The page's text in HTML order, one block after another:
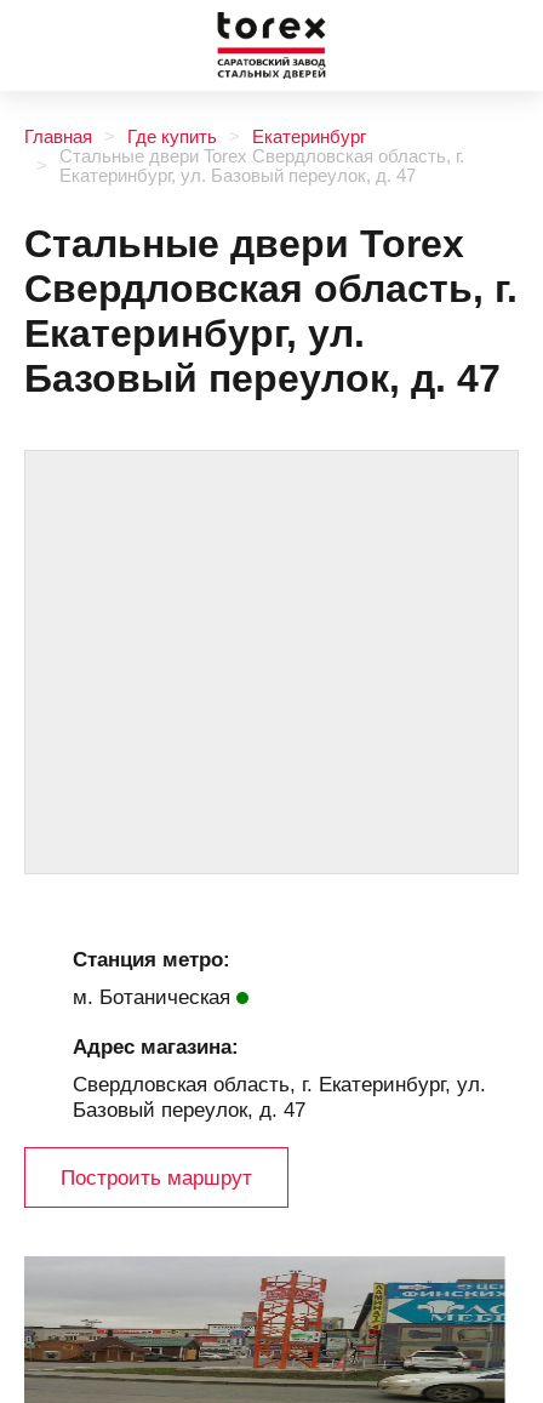
Главная Где купить
Екатеринбург
Стальные двери Torex Свердловская область, г.
Екатеринбург, ул. Базовый переулок, д. 47
Стальные двери Torex
Свердловская область, г.
Екатеринбург, ул.
Базовый переулок, д. 47
Станция метро:
м. Ботаническая
Адрес магазина:
Свердловская область, г. Екатеринбург, ул.
Базовый переулок, д. 47
Построить маршрут